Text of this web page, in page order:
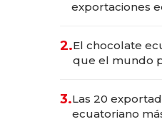
exportaciones
2.El chocolate
que el mundo
3.Las 20
ecuatoriano